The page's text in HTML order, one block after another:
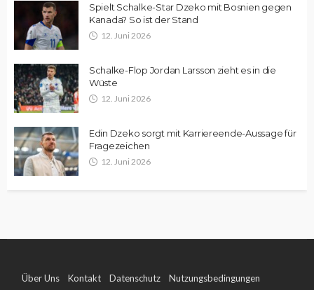
Spielt Schalke-Star Dzeko mit Bosnien gegen
Kanada? So ist der Stand
12. Juni 2026
Schalke-Flop Jordan Larsson zieht es in die
Wüste
12. Juni 2026
Edin Dzeko sorgt mit Karriereende-Aussage für
Fragezeichen
12. Juni 2026
Über Uns Kontakt Datenschutz Nutzungsbedingungen